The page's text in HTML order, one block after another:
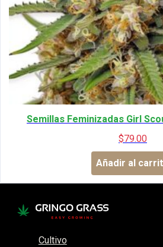
Semillas Feminizadas Girl
$79.00
Añadir al
Cultivo